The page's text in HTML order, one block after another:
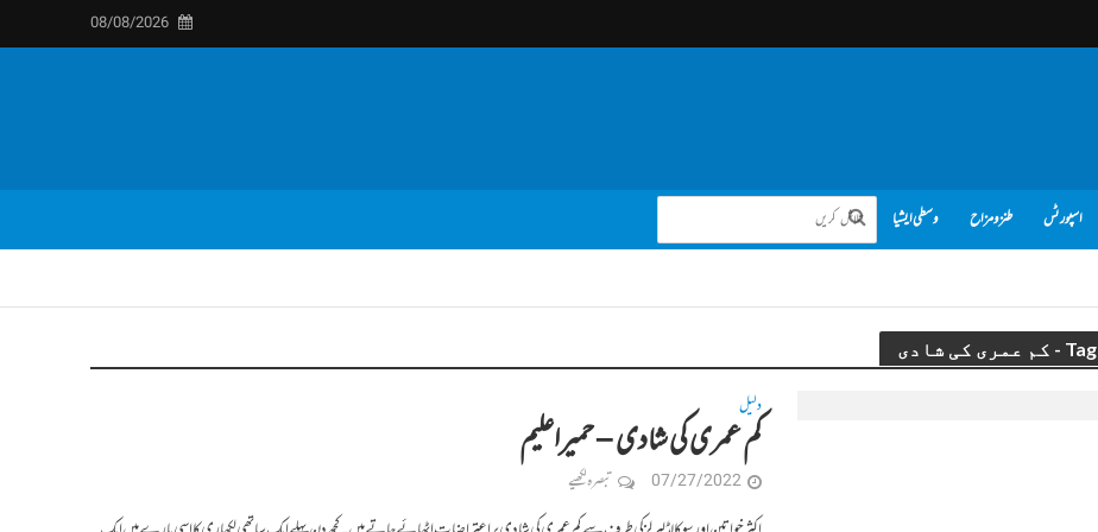
08/08/2026
اسپورٹس طنز و مزاح وسطی ایشیا
Tag - کم عمری کی شادی
دلیل
کم عمری کی شادی – حمیراعلیم
07/27/2022 تبصرہ لکھیے